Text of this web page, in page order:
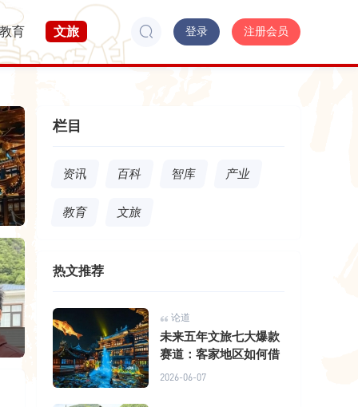
教育 文旅 登录 注册会员
南，解锁文化
栏目
资讯 百科 智库 产业
教育 文旅
热文推荐
论道
未来五年文旅七大爆款
赛道：客家地区如何借
2026-06-07